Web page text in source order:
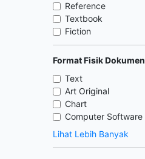
Reference
Textbook
Fiction
Format Fisik Dokumen
Text
Art Original
Chart
Computer Software
Lihat Lebih Banyak